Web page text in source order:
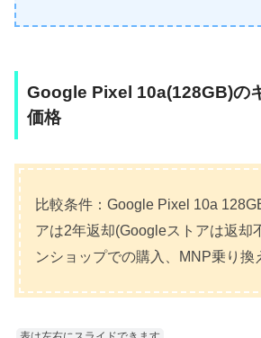
Google Pixel 10a(128GB)の
価格
比較条件：Google Pixel 10a
アは2年返却(Googleストアは返却
ンショップでの購入、MNP乗り換